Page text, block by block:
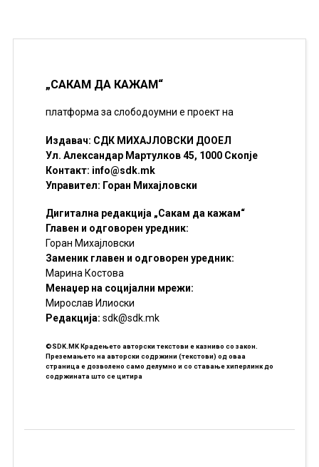
„САКАМ ДА КАЖАМ“
платформа за слободоумни е проект на
Издавач: СДК МИХАЈЛОВСКИ ДООЕЛ
Ул. Александар Мартулков 45, 1000 Скопје
Контакт: info@sdk.mk
Управител: Горан Михајловски
Дигитална редакција „Сакам да кажам“
Главен и одговорен уредник:
Горан Михајловски
Заменик главен и одговорен уредник:
Марина Костова
Менаџер на социјални мрежи:
Мирослав Илиоски
Редакцијa: sdk@sdk.mk
©SDK.MK Крадењето авторски текстови е казниво со закон.
Преземањето на авторски содржини (текстови) од оваа
страница е дозволено само делумно и со ставање хиперлинк до
содржината што се цитира